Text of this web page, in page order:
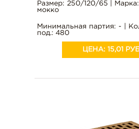
Размер: 250/120/65 |
мокко
Минимальная партия: - |
под.: 480
ЦЕНА: 15,01